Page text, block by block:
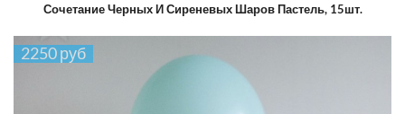
Сочетание Черных И Сиреневых Шаров Пастель, 15шт.
2250 руб